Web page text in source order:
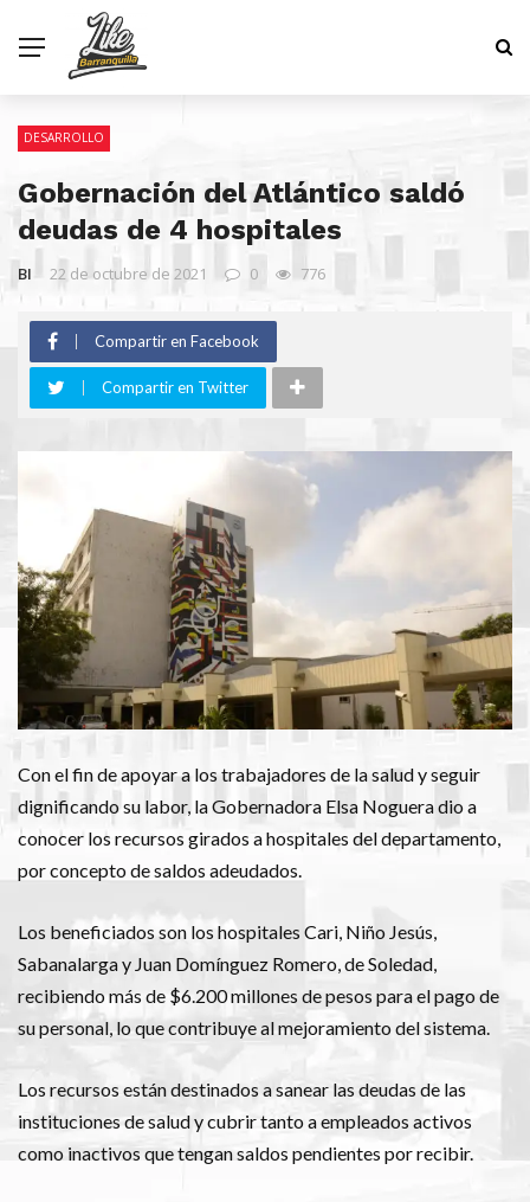
DESARROLLO
Gobernación del Atlántico saldó
deudas de 4 hospitales
BI 22 de octubre de 2021 0 776
Compartir en Facebook
Compartir en Twitter
Con el fin de apoyar a los trabajadores de la salud y seguir
dignificando su labor, la Gobernadora Elsa Noguera dio a
conocer los recursos girados a hospitales del departamento,
por concepto de saldos adeudados.
Los beneficiados son loshospitales Cari, Niño Jesús,
Sabanalarga y Juan Domínguez Romero, de Soledad,
recibiendo más de $6.200 millones de pesos para el pago de
su personal, lo que contribuye al mejoramiento del sistema.
Los recursos están destinados a sanear las deudas de las
instituciones de salud y cubrir tanto a empleados activos
como inactivos que tengan saldos pendientes por recibir.